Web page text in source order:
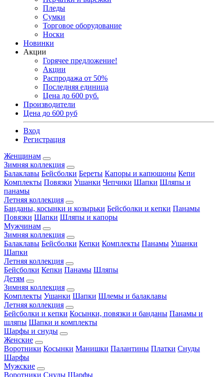
Пледы
Сумки
Торговое оборудование
Носки
Новинки
Акции
Горячее предложение!
Акции
Распродажа от 50%
Последняя единица
Цена до 600 руб.
Производители
Цена до 600 руб
Вход
Регистрация
Женщинам
Зимняя коллекция
Балаклавы Бейсболки Береты Капоры и капюшоны Кепи
Комплекты Повязки Ушанки Чепчики Шапки Шляпы и
панамы
Летняя коллекция
Банданы, косынки и козырьки Бейсболки и кепки Панамы
Повязки Шапки Шляпы и капоры
Мужчинам
Зимняя коллекция
Балаклавы Бейсболки Кепки Комплекты Панамы Ушанки
Шапки
Летняя коллекция
Бейсболки Кепки Панамы Шляпы
Детям
Зимняя коллекция
Комплекты Ушанки Шапки Шлемы и балаклавы
Летняя коллекция
Бейсболки и кепки Косынки, повязки и банданы Панамы и
шляпы Шапки и комплекты
Шарфы и снуды
Женские
Воротники Косынки Манишки Палантины Платки Снуды
Шарфы
Мужские
Воротники Снуды Шарфы